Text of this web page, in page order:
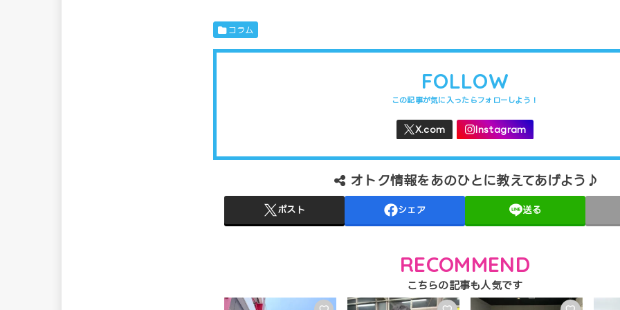
コラム
FOLLOW
オトク情報をあのひとに教えてあげよう♪
ポスト シェア 送る
RECOMMEND